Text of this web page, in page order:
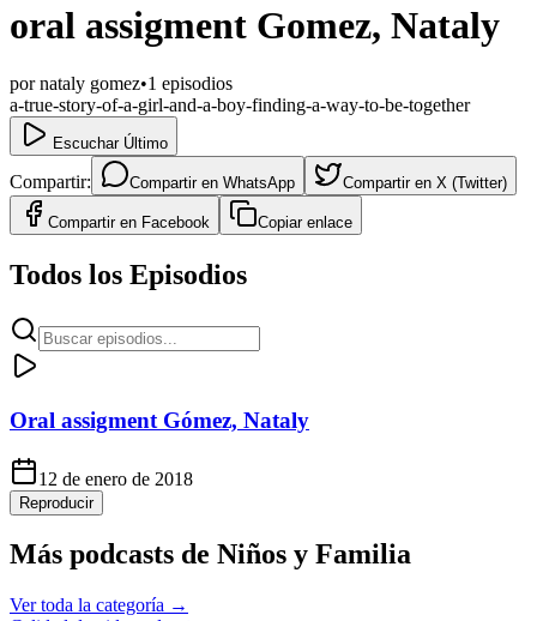
oral assigment Gomez, Nataly
pornataly gomez•1 episodios
a-true-story-of-a-girl-and-a-boy-finding-a-way-to-be-together
Escuchar Último
Compartir: Compartir en WhatsApp Compartir en X (Twitter)
Compartir en Facebook Copiar enlace
Todos los Episodios
Oral assigment Gómez, Nataly
12 de enero de 2018
Reproducir
Más podcasts de Niños y Familia
Ver toda la categoría →